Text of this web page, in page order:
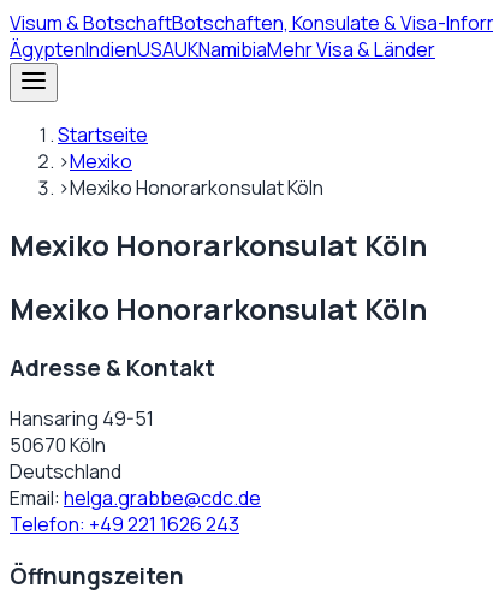
Visum& BotschaftBotschaften, Konsulate & Visa-
ÄgyptenIndienUSAUKNamibiaMehr Visa & Länder
Startseite
›Mexiko
›Mexiko Honorarkonsulat Köln
Mexiko Honorarkonsulat Köln
Mexiko Honorarkonsulat Köln
Adresse & Kontakt
Hansaring 49-51
50670 Köln
Deutschland
Email: helga.grabbe@cdc.de
Telefon: +49 221 1626 243
Öffnungszeiten